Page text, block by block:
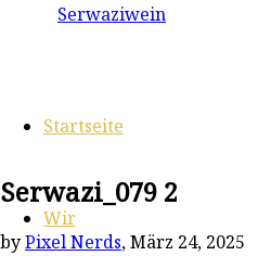
Startseite
Wir
Serwazi_079 2
byPixel Nerds, März 24, 2025